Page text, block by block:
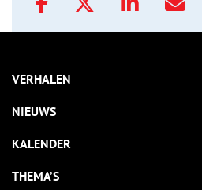
VERHALEN
NIEUWS
KALENDER
THEMA’S